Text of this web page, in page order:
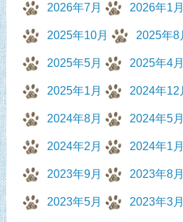
2026年7月 2026年1月
2025年10月 2025年8
2025年5月 2025年4月
2025年1月 2024年12
2024年8月 2024年5月
2024年2月 2024年1月
2023年9月 2023年8月
2023年5月 2023年3月